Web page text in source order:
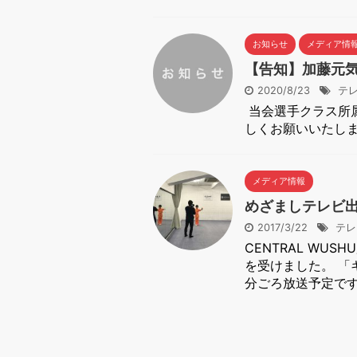
お知らせ メディア情
【告知】加藤元
2020/8/23 テ
当会選手クラス所
しくお願いいたし
メディア情報
めざましテレビ
2017/3/22 テ
CENTRAL
を受けました。
分ごろ放送予定で